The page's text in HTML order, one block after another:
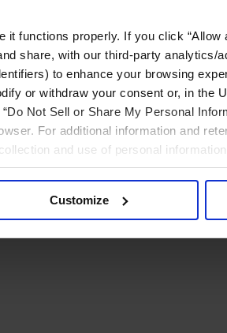
functions properly. If you click “Allow
share, with our third-party analytics/
to enhance your browsing
or withdraw your consent or, in the
Not Sell or Share My Personal
For additional information and
and use of personal
Customize